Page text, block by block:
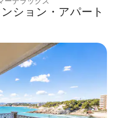
ション・アパート